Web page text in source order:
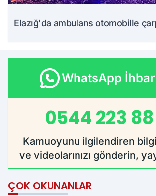
Elazığ'da ambulans otomobille
WhatsApp İhbar
0544 223
Kamuoyunu ilgilendiren
ve videolarınızı gönderin,
ÇOK OKUNANLAR